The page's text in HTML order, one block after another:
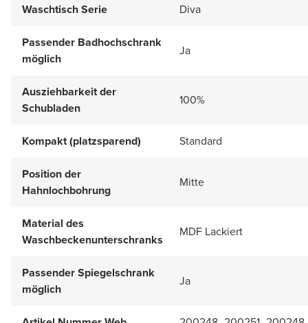
Waschtisch Serie
Diva
Passender Badhochschrank
möglich
Ja
Ausziehbarkeit der
Schubladen
100%
Kompakt (platzsparend) Standard
Position der
Hahnlochbohrung
Mitte
Material des
Waschbeckenunterschranks
MDF Lackiert
Passender Spiegelschrank
möglich
Ja